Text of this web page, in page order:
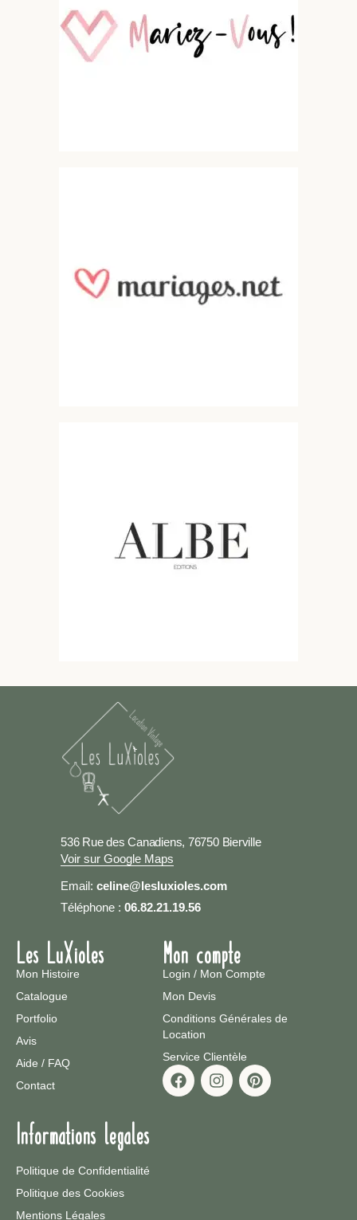
536 Rue des Canadiens, 76750 Bierville
Voir sur Google Maps
Email: celine@lesluxioles.com
Téléphone : 06.82.21.19.56
Les LuXioles
Mon Histoire
Catalogue
Portfolio
Avis
Aide / FAQ
Contact
Mon compte
Login / Mon Compte
Mon Devis
Conditions Générales de
Location
Service Clientèle
Informations legales
Politique de Confidentialité
Politique des Cookies
Mentions Légales